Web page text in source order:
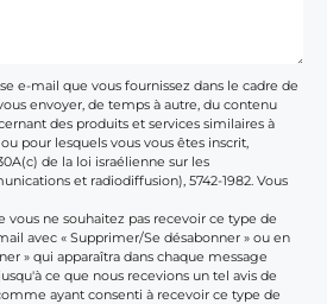
e-mail que vous fournissez dans le cadre de
envoyer, de temps à autre, du contenu
des produits et services similaires à
pour lesquels vous vous êtes inscrit,
de la loi israélienne sur les
et radiodiffusion), 5742-1982. Vous
ne souhaitez pas recevoir ce type de
avec « Supprimer/Se désabonner » ou en
» qui apparaîtra dans chaque message
ce que nous recevions un tel avis de
ayant consenti à recevoir ce type de